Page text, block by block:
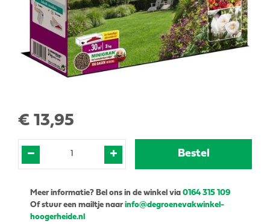
€ 13,95
Meer informatie? Bel ons in de winkel via 0164 315 109
Of stuur een mailtje naarinfo@degroenevakwinkel-
hoogerheide.nl